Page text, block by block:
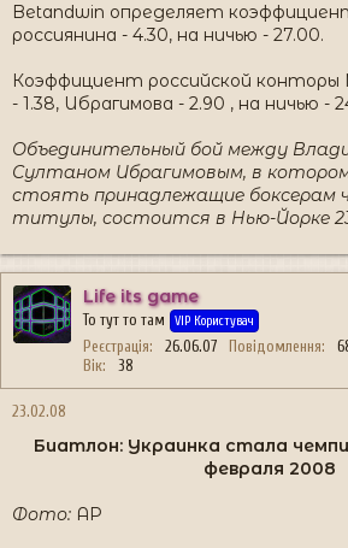
Betandwin определяет
россиянина - 4.30, на ничью - 27.00.
Коэффициент российской конторы
- 1.38, Ибрагимова - 2.90 , на ничью -
Объединительный бой между
Султаном Ибрагимовым, в
стоять принадлежащие боксерам
титулы, состоится в Нью-Йорке
Life its game
То тут то там VIP Користувач
Реєстрація 26.06.07 Повідомлення
Вік
38
23.02.08
Биатлон: Украинка стала
февраля 2008​
Фото: AP